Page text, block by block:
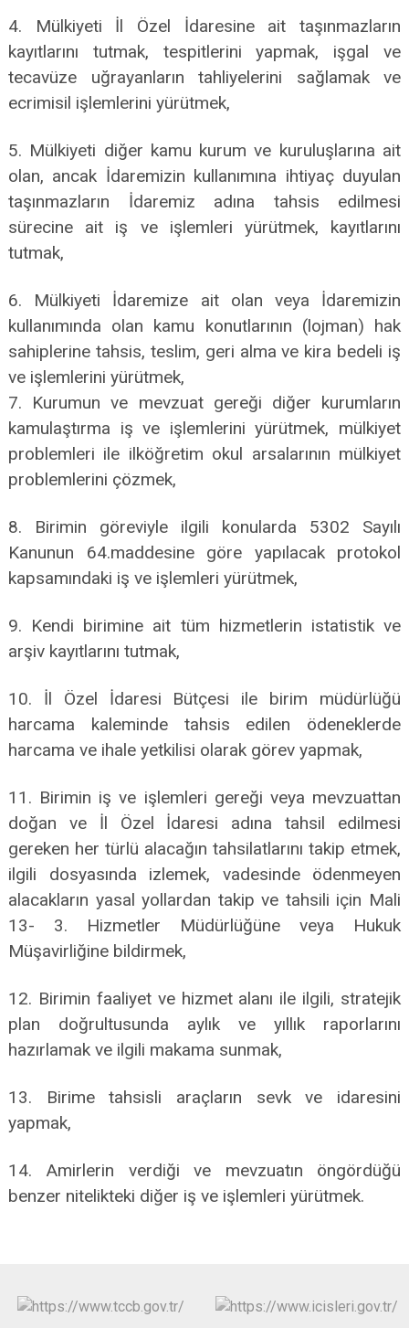
4. Mülkiyeti İl Özel İdaresine ait taşınmazların
kayıtlarını tutmak, tespitlerini yapmak, işgal ve
tecavüze uğrayanların tahliyelerini sağlamak ve
ecrimisil işlemlerini yürütmek,
5. Mülkiyeti diğer kamu kurum ve kuruluşlarına ait
olan, ancak İdaremizin kullanımına ihtiyaç duyulan
taşınmazların İdaremiz adına tahsis edilmesi
sürecine ait iş ve işlemleri yürütmek, kayıtlarını
tutmak,
6. Mülkiyeti İdaremize ait olan veya İdaremizin
kullanımında olan kamu konutlarının (lojman) hak
sahiplerine tahsis, teslim, geri alma ve kira bedeli iş
ve işlemlerini yürütmek,
7. Kurumun ve mevzuat gereği diğer kurumların
kamulaştırma iş ve işlemlerini yürütmek, mülkiyet
problemleri ile ilköğretim okul arsalarının mülkiyet
problemlerini çözmek,
8. Birimin göreviyle ilgili konularda 5302 Sayılı
Kanunun 64.maddesine göre yapılacak protokol
kapsamındaki iş ve işlemleri yürütmek,
9. Kendi birimine ait tüm hizmetlerin istatistik ve
arşiv kayıtlarını tutmak,
10. İl Özel İdaresi Bütçesi ile birim müdürlüğü
harcama kaleminde tahsis edilen ödeneklerde
harcama ve ihale yetkilisi olarak görev yapmak,
11. Birimin iş ve işlemleri gereği veya mevzuattan
doğan ve İl Özel İdaresi adına tahsil edilmesi
gereken her türlü alacağın tahsilatlarını takip etmek,
ilgili dosyasında izlemek, vadesinde ödenmeyen
alacakların yasal yollardan takip ve tahsili için Mali
13- 3. Hizmetler Müdürlüğüne veya Hukuk
Müşavirliğine bildirmek,
12. Birimin faaliyet ve hizmet alanı ile ilgili, stratejik
plan doğrultusunda aylık ve yıllık raporlarını
hazırlamak ve ilgili makama sunmak,
13. Birime tahsisli araçların sevk ve idaresini
yapmak,
14. Amirlerin verdiği ve mevzuatın öngördüğü
benzer nitelikteki diğer iş ve işlemleri yürütmek.